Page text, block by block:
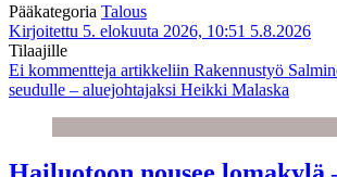
Pääkategoria Talous
Kirjoitettu 5. elokuuta 2026, 10:51 5.8.2026
Tilaajille
Ei kommentteja artikkeliin Rakennustyö
seudulle – aluejohtajaksi Heikki Malaska